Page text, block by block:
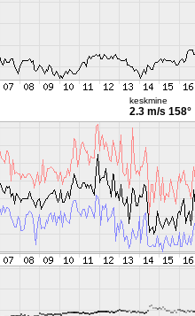
keskmine
2.3 m/s 158°